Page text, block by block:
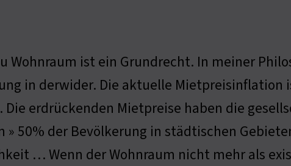
Wohnraum ist ein Grundrecht. In meiner
in derwider. Die aktuelle Mietpreisinflation
Die erdrückenden Mietpreise haben die
» 50% der Bevölkerung in städtischen
… Wenn der Wohnraum nicht mehr als